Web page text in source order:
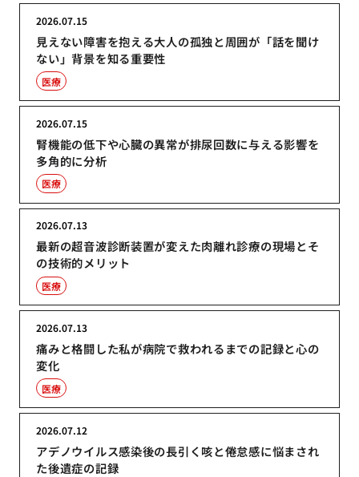
見えない障害を抱える大人の孤独と周囲が「話を聞け
ない」背景を知る重要性
2026.07.15
医療
腎機能の低下や心臓の異常が排尿回数に与える影響を
多角的に分析
2026.07.15
医療
最新の超音波診断装置が変えた肉離れ診療の現場とそ
の技術的メリット
2026.07.13
医療
痛みと格闘した私が病院で救われるまでの記録と心の
変化
2026.07.13
医療
アデノウイルス感染後の長引く咳と倦怠感に悩まされ
た後遺症の記録
2026.07.12